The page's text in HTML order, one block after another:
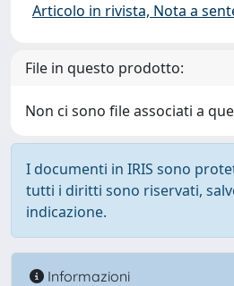
Articolo in rivista, Nota a
File in questo prodotto:
Non ci sono file associati a
I documenti in IRIS sono
tutti i diritti sono riservati,
indicazione.
Informazioni